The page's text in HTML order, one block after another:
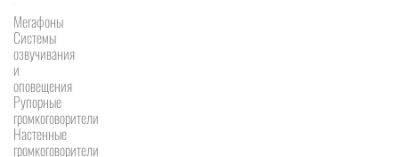
Мегафоны
Системы
озвучивания
и
оповещения
Рупорные
громкоговорители
Настенные
громкоговорители